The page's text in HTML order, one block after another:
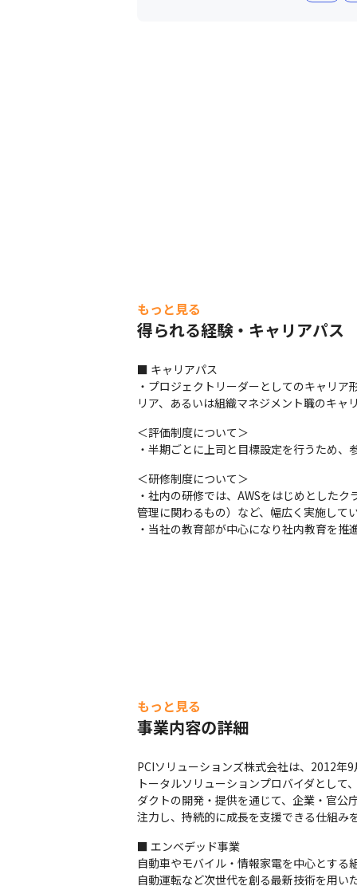
もっと見る
得られる経験・キャリアパス
■ キャリアパス
・プロジェクトリーダーとしてのキャリ
リア、あるいは組織マネジメント職のキャ
＜評価制度について＞
・半期ごとに上司と目標設定を行うため
＜研修制度について＞
・社内の研修では、AWSをはじめとした
管理に関わるもの）など、幅広く実施して
・当社の教育部が中心になり社内教育を
もっと見る
事業内容の詳細
PCIソリューションズ株式会社は、2012
トータルソリューションプロバイダとし
ダクトの開発・提供を通じて、企業・官公
注力し、持続的に成長を支援できる仕組み
■ エンベデッド事業
自動車やモバイル・情報家電を中心とする
自動運転など次世代を創る最新技術を用い